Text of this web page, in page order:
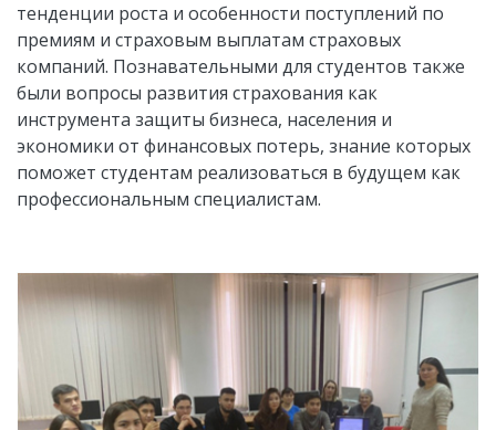
тенденции роста и особенности поступлений по
премиям и страховым выплатам страховых
компаний. Познавательными для студентов также
были вопросы развития страхования как
инструмента защиты бизнеса, населения и
экономики от финансовых потерь, знание которых
поможет студентам реализоваться в будущем как
профессиональным специалистам.